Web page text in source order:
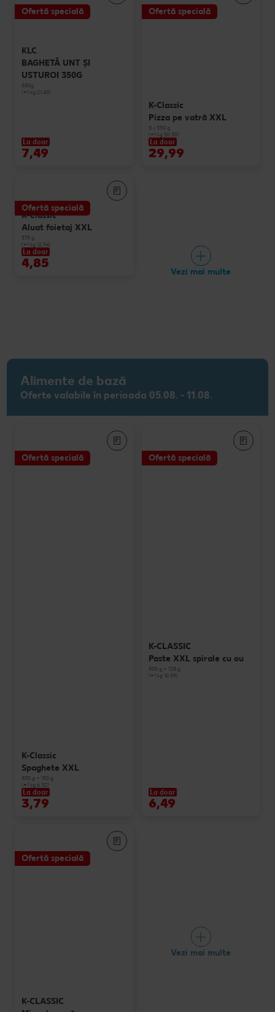
Ofertă specială
KLC
BAGHETĂ UNT ȘI
USTUROI 350G
350g
(=1 kg 21.40)
La doar
7,49
Ofertă specială
K-Classic
Pizza pe vatră XXL
3 x 330 g
(=1 kg 30.30)
La doar
29,99
Ofertă specială
K-Classic
Aluat foietaj XXL
375 g
(=1 kg 12.94)
La doar
4,85
Vezi mai multe
Alimente de bază
Oferte valabile în perioada 05.08. - 11.08.
Ofertă specială
K-Classic
Spaghete XXL
500 g + 100 g
(=1 kg 6.32)
La doar
3,79
Ofertă specială
K-CLASSIC
Paste XXL spirale cu ou
500 g + 125 g
(=1 kg 10.39)
La doar
6,49
Ofertă specială
K-CLASSIC
Vezi mai multe